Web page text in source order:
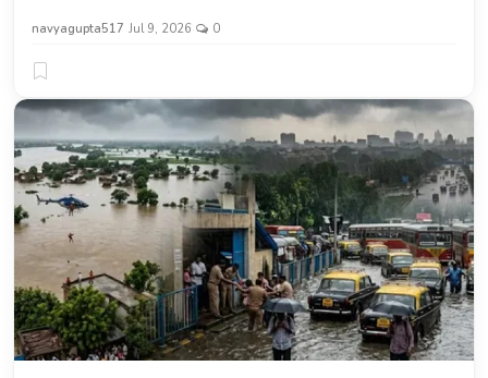
navyagupta517 Jul 9, 2026 0